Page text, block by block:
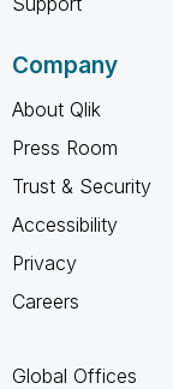
Company
About Qlik
Press Room
Trust & Security
Accessibility
Privacy
Careers
Global Offices